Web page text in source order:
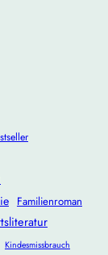
Familienroman
Kindesmissbrauch